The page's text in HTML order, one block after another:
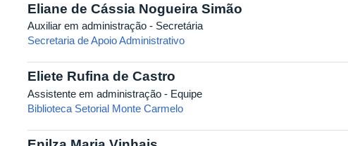
Eliane de Cássia Nogueira Simão
Auxiliar em administração - Secretária
Secretaria de Apoio Administrativo
Eliete Rufina de Castro
Assistente em administração - Equipe
Biblioteca Setorial Monte Carmelo